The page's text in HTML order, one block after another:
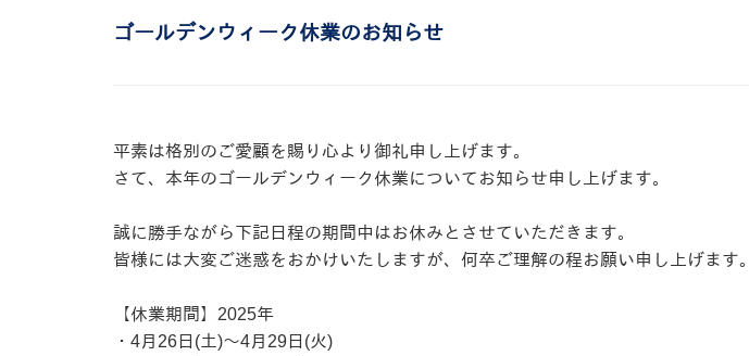
ゴールデンウィーク休業のお知らせ
平素は格別のご愛顧を賜り心より御礼申し上げます。
さて、本年のゴールデンウィーク休業についてお知らせ申し上げます。
誠に勝手ながら下記日程の期間中はお休みとさせていただきます。
皆様には大変ご迷惑をおかけいたしますが、何卒ご理解の程お願い申し上げます。
【休業期間】2025年
・4月26日(土)～4月29日(火)